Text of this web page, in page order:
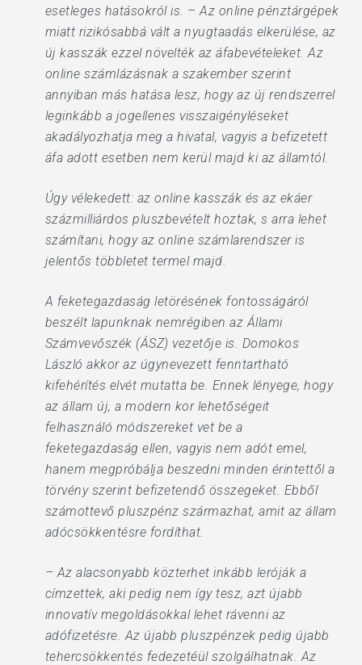
esetleges hatásokról is. – Az online pénztárgépek
miatt rizikósabbá vált a nyugtaadás elkerülése, az
új kasszák ezzel növelték az áfabevételeket. Az
online számlázásnak a szakember szerint
annyiban más hatása lesz, hogy az új rendszerrel
leginkább a jogellenes visszaigényléseket
akadályozhatja meg a hivatal, vagyis a befizetett
áfa adott esetben nem kerül majd ki az államtól.
Úgy vélekedett: az online kasszák és az ekáer
százmilliárdos pluszbevételt hoztak, s arra lehet
számítani, hogy az online számlarendszer is
jelentős többletet termel majd.
A feketegazdaság letörésének fontosságáról
beszélt lapunknak nemrégiben az Állami
Számvevőszék (ÁSZ) vezetője is. Domokos
László akkor az úgynevezett fenntartható
kifehérítés elvét mutatta be. Ennek lényege, hogy
az állam új, a modern kor lehetőségeit
felhasználó módszereket vet be a
feketegazdaság ellen, vagyis nem adót emel,
hanem megpróbálja beszedni minden érintettől a
törvény szerint befizetendő összegeket. Ebből
számottevő pluszpénz származhat, amit az állam
adócsökkentésre fordíthat.
– Az alacsonyabb közterhet inkább leróják a
címzettek, aki pedig nem így tesz, azt újabb
innovatív megoldásokkal lehet rávenni az
adófizetésre. Az újabb pluszpénzek pedig újabb
tehercsökkentés fedezetéül szolgálhatnak. Az